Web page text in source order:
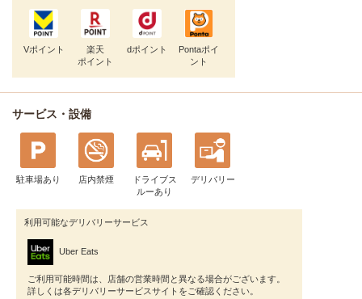
Vポイント
楽天
ポイント
dポイント
Pontaポイ
ント
サービス・設備
駐車場あり 店内禁煙
ドライブス
ルーあり
デリバリー
利用可能なデリバリーサービス
Uber Eats
ご利用可能時間は、店舗の営業時間と異なる場合がございます。
詳しくは各デリバリーサービスサイトをご確認ください。